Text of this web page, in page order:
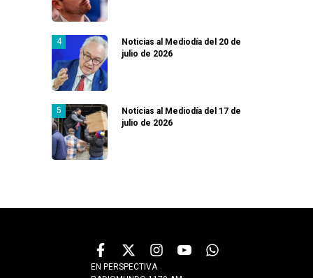
Noticias al Mediodía del 20 de
julio de 2026
Noticias al Mediodía del 17 de
julio de 2026
EN PERSPECTIVA